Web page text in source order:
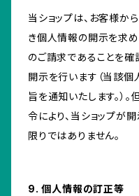
当ショップは、お客様か
き個人情報の開示を求
のご請求であることを確
開示を行います（当該
旨を通知いたします。）
令により、当ショップが
限りではありません。
9. 個人情報の訂正等